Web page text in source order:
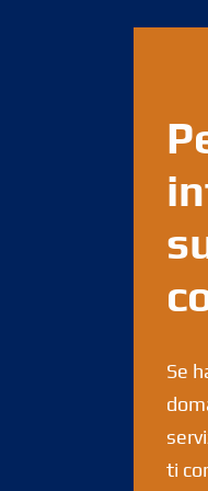
Se
ti